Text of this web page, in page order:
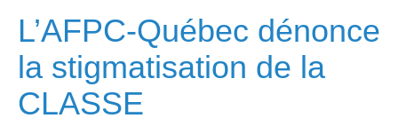
L’AFPC-Québec dénonce
la stigmatisation de la
CLASSE